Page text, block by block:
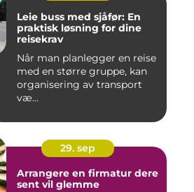
Leie buss med sjåfør: En
praktisk løsning for dine
reisekrav
Når man planlegger en reise
med en større gruppe, kan
organisering av transport
væ...
29. sep
Arrangere en firmatur dere
sent vil glemme